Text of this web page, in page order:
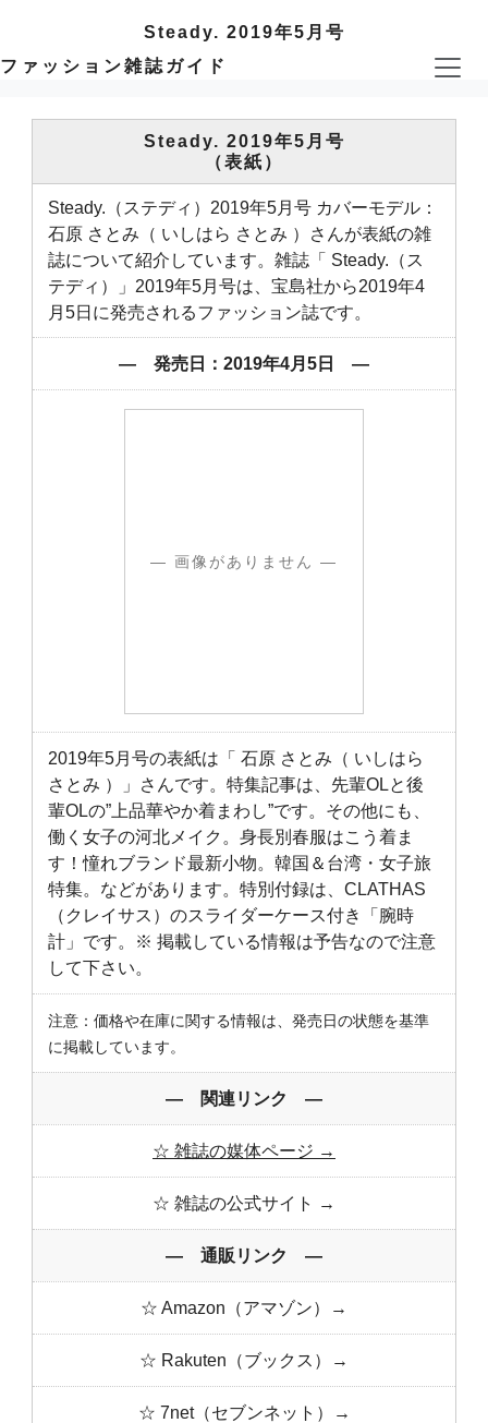
Steady. 2019年5月号
ファッション雑誌ガイド
Steady. 2019年5月号
（表紙）
Steady.（ステディ）2019年5月号 カバーモデル：
石原 さとみ（ いしはら さとみ ）さんが表紙の雑
誌について紹介しています。雑誌「 Steady.（ス
テディ）」2019年5月号は、宝島社から2019年4
月5日に発売されるファッション誌です。
― 発売日：2019年4月5日 ―
― 画像がありません ―
2019年5月号の表紙は「 石原 さとみ（ いしはら
さとみ ）」さんです。特集記事は、先輩OLと後
輩OLの”上品華やか着まわし”です。その他にも、
働く女子の河北メイク。身長別春服はこう着ま
す！憧れブランド最新小物。韓国＆台湾・女子旅
特集。などがあります。特別付録は、CLATHAS
（クレイサス）のスライダーケース付き「腕時
計」です。※ 掲載している情報は予告なので注意
して下さい。
注意：価格や在庫に関する情報は、発売日の状態を基準
に掲載しています。
― 関連リンク ―
☆ 雑誌の媒体ページ →
☆ 雑誌の公式サイト →
― 通販リンク ―
☆ Amazon（アマゾン）→
☆ Rakuten（ブックス）→
☆ 7net（セブンネット）→